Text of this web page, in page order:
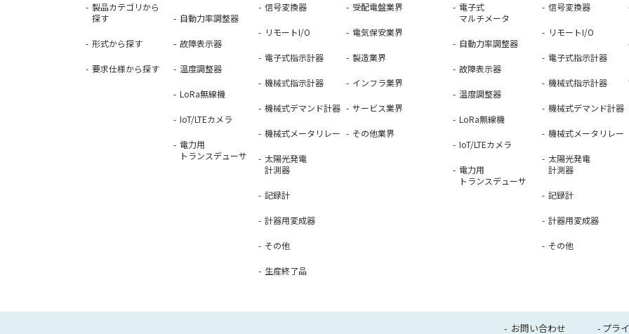
製品カテゴリから
探す
形式から探す
要求仕様から探す
自動力率調整器
故障表示器
温度調整器
LoRa無線機
IoT/LTEカメラ
電力用
トランスデューサ
信号変換器
リモートI/O
電子式指示計器
機械式指示計器
機械式デマンド計器
機械式メータリレー
太陽光発電
計測器
記録計
計器用変成器
その他
生産終了品
受配電盤業界
電気保安業界
製造業界
インフラ業界
サービス業界
その他業界
電子式
マルチメータ
自動力率調整器
故障表示器
温度調整器
LoRa無線機
IoT/LTEカメラ
電力用
トランスデューサ
信号変換器
リモートI/O
電子式指示計器
機械式指示計器
機械式デマンド計器
機械式メータリレー
太陽光発電
計測器
記録計
計器用変成器
その他
お問い合わせ プラ